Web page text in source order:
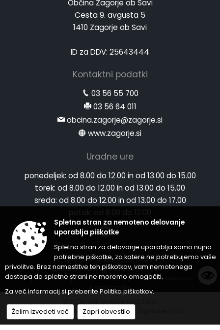
Občina Zagorje ob Savi
Cesta 9. avgusta 5
1410 Zagorje ob Savi
ID za DDV: 25643444
Kontaktni podatki
03 56 55 700
03 56 64 011
obcina.zagorje@zagorje.si
www.zagorje.si
Uradne ure
ponedeljek: od 8.00 do 12.00 in od 13.00 do 15.00
torek: od 8.00 do 12.00 in od 13.00 do 15.00
sreda: od 8.00 do 12.00 in od 13.00 do 17.00
Splošni pogoji spletne strani
Center za varstvo osebnih podatkov
|
Izjava o dostopnosti (ZDSMA)
Politika piškotkov
Kazalo strani
© 2026 Vse pravice pridržane
Zasnova, izvedba in vzdrževanje: Sigmateh d.o.o.
Spletna stran za nemoteno delovanje
uporablja piškotke
Spletna stran za delovanje uporablja samo nujno
potrebne piškotke, za katere ne potrebujemo vaše
privolitve. Brez namestitve teh piškotkov, vam nemotenega
dostopa do spletne strani ne moremo omogočiti.
Za več informacij si preberite Politika piškotkov.
Želim izvedeti več Zapri obvestilo